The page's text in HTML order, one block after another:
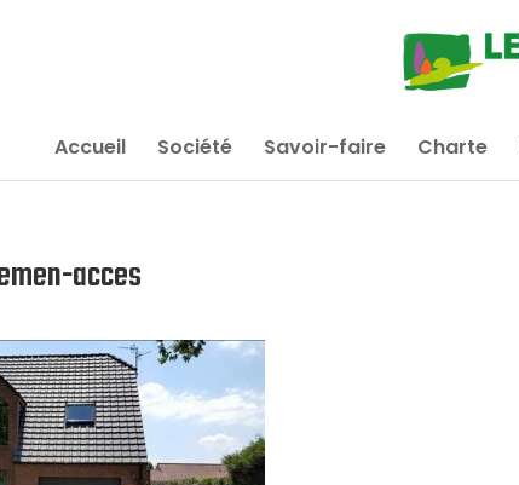
Accueil Société Savoir-faire Charte
acces